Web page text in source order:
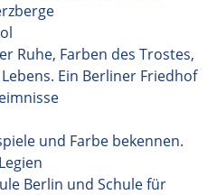
Ruhe, Farben des Trostes,
Ein Berliner Friedhof
und Farbe bekennen.
Berlin und Schule für